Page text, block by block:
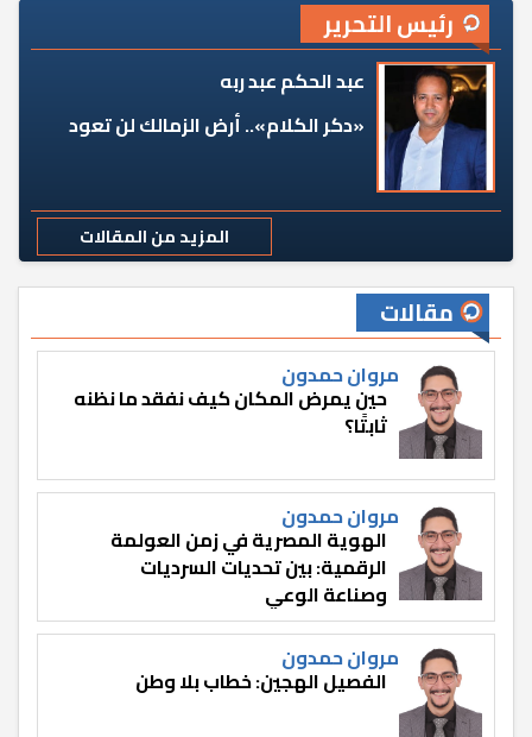
رئيس التحرير
عبد الحكم عبد ربه
«دكر الكلام».. أرض الزمالك لن تعود
المزيد من المقالات
مقالات
مروان حمدون
حين يمرض المكان كيف نفقد ما نظنه
ثابتًا؟
مروان حمدون
الهوية المصرية في زمن العولمة
الرقمية: بين تحديات السرديات
وصناعة الوعي
مروان حمدون
الفصيل الهجين: خطاب بلا وطن